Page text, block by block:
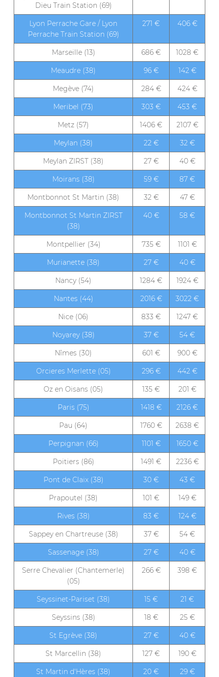
Dieu Train Station (69)
Lyon Perrache Gare / Lyon
Perrache Train Station (69)
271 € 406 €
Marseille (13) 686 € 1028 €
Meaudre (38) 96 € 142 €
Megève (74) 284 € 424 €
Meribel (73) 303 € 453 €
Metz (57) 1406 € 2107 €
Meylan (38) 22 € 32 €
Meylan ZIRST (38) 27 € 40 €
Moirans (38) 59 € 87 €
Montbonnot St Martin (38) 32 € 47 €
Montbonnot St Martin ZIRST
(38)
40 € 58 €
Montpellier (34) 735 € 1101 €
Murianette (38) 27 € 40 €
Nancy (54) 1284 € 1924 €
Nantes (44) 2016 € 3022 €
Nice (06) 833 € 1247 €
Noyarey (38) 37 € 54 €
Nîmes (30) 601 € 900 €
Orcieres Merlette (05) 296 € 442 €
Oz en Oisans (05) 135 € 201 €
Paris (75) 1418 € 2126 €
Pau (64) 1760 € 2638 €
Perpignan (66) 1101 € 1650 €
Poitiers (86) 1491 € 2236 €
Pont de Claix (38) 30 € 43 €
Prapoutel (38) 101 € 149 €
Rives (38) 83 € 124 €
Sappey en Chartreuse (38) 37 € 54 €
Sassenage (38) 27 € 40 €
Serre Chevalier (Chantemerle)
(05)
266 € 398 €
Seyssinet-Pariset (38) 15 € 21 €
Seyssins (38) 18 € 25 €
St Egrève (38) 27 € 40 €
St Marcellin (38) 127 € 190 €
St Martin d'Hères (38) 20 € 29 €